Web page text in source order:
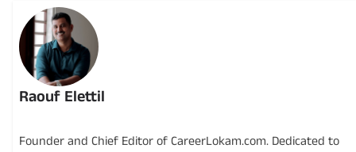
Raouf Elettil
Founder and Chief Editor of CareerLokam.com. Dedicated to